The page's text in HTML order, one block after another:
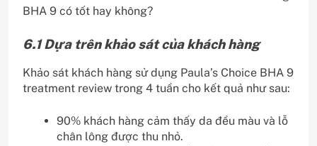
BHA 9 có tốt hay không?
6.1 Dựa trên khảo sát của khách hàng
Khảo sát khách hàng sử dụng Paula’s Choice BHA 9
treatment review trong 4 tuần cho kết quả như sau:
90% khách hàng cảm thấy da đều màu và lỗ
chân lông được thu nhỏ.